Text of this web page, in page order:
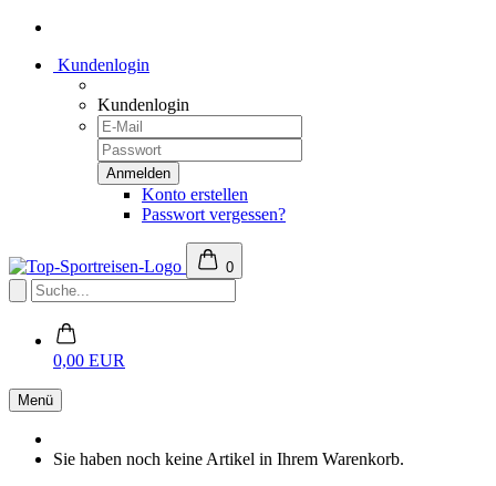
Kundenlogin
Kundenlogin
Konto erstellen
Passwort vergessen?
0
0,00 EUR
Menü
Sie haben noch keine Artikel in Ihrem Warenkorb.